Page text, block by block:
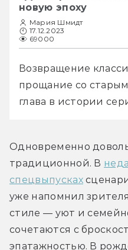
новую эпоху
Мария Шмидт
17.12.2023
69000
Возвращение
прощание со
глава в истории
Одновременно
традиционной. В
спецвыпусках
уже напомнил
стиле — уют и
сочетаются с
эпатажностью. В